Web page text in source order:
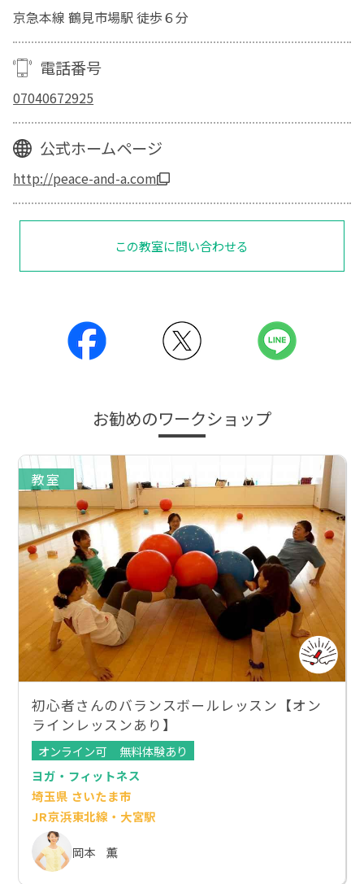
京急本線 鶴見市場駅 徒歩６分
電話番号
07040672925
公式ホームページ
http://peace-and-a.com
この教室に問い合わせる
お勧めのワークショップ
教室
初心者さんのバランスボールレッスン【オン
ラインレッスンあり】
オンライン可
無料体験あり
ヨガ・フィットネス
埼玉県 さいたま市
JR京浜東北線・大宮駅
岡本 薫